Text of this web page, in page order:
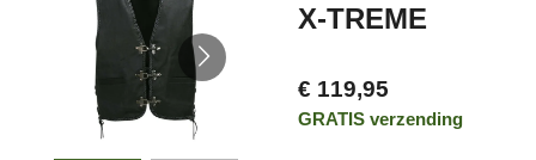
X-TREME
€ 119,95
GRATIS verzending